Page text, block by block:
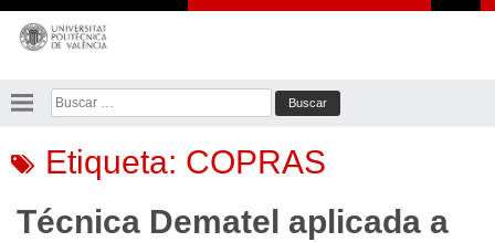
Saltar
contenido
Buscar:
Etiqueta: COPRAS
Técnica Dematel aplicada a